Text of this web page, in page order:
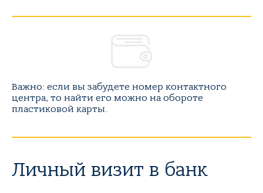
Важно: если вы забудете номер контактного
центра, то найти его можно на обороте
пластиковой карты.
Личный визит в банк